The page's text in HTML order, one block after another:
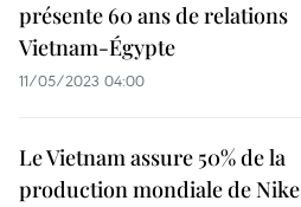
présente 60 ans de relations
Vietnam-Égypte
11/05/2023 04:00
Le Vietnam assure 50% de la
production mondiale de Nike